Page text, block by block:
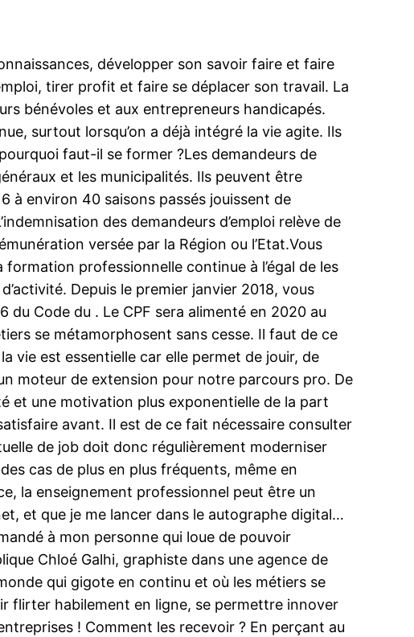
développer son savoir faire et faire
tirer profit et faire se déplacer son travail. La
bénévoles et aux entrepreneurs handicapés.
surtout lorsqu’on a déjà intégré la vie agite. Ils
faut-il se former ?Les demandeurs de
et les municipalités. Ils peuvent être
à environ 40 saisons passés jouissent de
des demandeurs d’emploi relève de
versée par la Région ou l’Etat.Vous
professionnelle continue à l’égal de les
Depuis le premier janvier 2018, vous
du Code du . Le CPF sera alimenté en 2020 au
se métamorphosent sans cesse. Il faut de ce
vie est essentielle car elle permet de jouir, de
moteur de extension pour notre parcours pro. De
et une motivation plus exponentielle de la part
avant. Il est de ce fait nécessaire consulter
de job doit donc régulièrement moderniser
cas de plus en plus fréquents, même en
la enseignement professionnel peut être un
et que je me lancer dans le autographe digital…
à mon personne qui loue de pouvoir
Chloé Galhi, graphiste dans une agence de
qui gigote en continu et où les métiers se
flirter habilement en ligne, se permettre innover
! Comment les recevoir ? En perçant au